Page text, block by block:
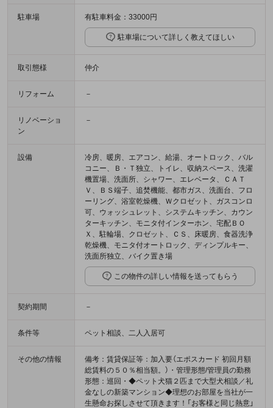
駐車場 有駐車料金：33000円
駐車場について詳しく教えてほしい
取引態様 仲介
リフォーム －
リノベーショ
ン
－
設備
冷房、暖房、エアコン、給湯、オートロック、バル
コニー、Ｂ・Ｔ独立、トイレ、収納スペース、洗濯
機置場、洗面所、シャワー、エレベータ、ＣＡＴ
Ｖ、ＢＳ端子、追焚機能、都市ガス、洗面台、フロ
ーリング、浴室乾燥機、Ｗクロゼット、ガスコンロ
可、ウォッシュレット、システムキッチン、カウン
ターキッチン、モニタ付インターホン、宅配ＢＯ
Ｘ、駐輪場、クロゼット、ＣＳ、床暖房、食器洗浄
乾燥機、モニタ付オートロック、ディンプルキー、
洗面所独立、バイク置き場
この物件の詳しい情報を送ってもらう
契約期間 －
条件等 ペット相談、二人入居可
その他の情報
備考：賃貸保証等：加入要（エポスカード 初回月額
総賃料の５０％相当額。）・管理形態/管理員の勤務
形態：巡回・◆ペット犬猫２匹まで大型犬相談／礼
金なしの新築マンション◆理想のお部屋を当社が一
生懸命お探しさせて頂きます！「お客様と同じ熱意」